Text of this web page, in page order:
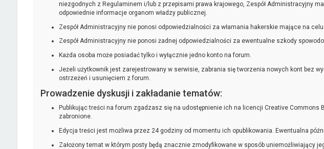
niezgodnych z Regulaminem i/lub z przepisami prawa krajowego, Zespół Administracyjny
odpowiednie informacje organom władzy publicznej.
Zespół Administracyjny nie ponosi odpowiedzialności za włamania hakerskie mające na
Zespół Administracyjny nie ponosi żadnej odpowiedzialności za ewentualne szkody
Każda osoba może posiadać tylko i wyłącznie jedno konto na forum.
Jeżeli użytkownik jest zarejestrowany w serwisie, zabrania się tworzenia nowych kont bez
ostrzeżeń i usunięciem z forum.
Prowadzenie dyskusji i zakładanie tematów:
Publikując treści na forum zgadzasz się na udostępnienie ich na licencji Creative
zabronione.
Edycja treści jest możliwa przez 24 godziny od momentu ich opublikowania. Ewentualna
Założony temat w którym posty będą znacznie zmodyfikowane w sposób uniemożliwiający